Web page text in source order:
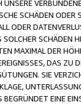
UNSERE
SCHÄDEN
ODER
SOLCHER SCHÄDEN
MAXIMAL DER
DAS ZU
SIE
BEGRÜNDET EINE